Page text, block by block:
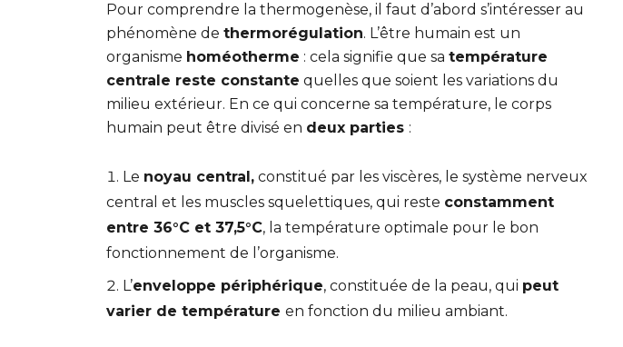
Pour comprendre la thermogenèse, il faut d’abord s’intéresser au
phénomène de thermorégulation. L’être humain est un
organisme homéotherme : cela signifie que sa température
centrale reste constante quelles que soient les variations du
milieu extérieur. En ce qui concerne sa température, le corps
humain peut être divisé en deux parties :
Le noyau central, constitué par les viscères, le système nerveux
central et les muscles squelettiques, qui reste constamment
entre 36°C et 37,5°C, la température optimale pour le bon
fonctionnement de l’organisme.
L’enveloppe périphérique, constituée de la peau, qui peut
varier de température en fonction du milieu ambiant.